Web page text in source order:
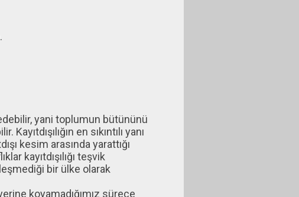
yani toplumun bütününü
en sıkıntılı yanı
kesim arasında yarattığı
kayıtdışılığı teşvik
bir ülke olarak
koyamadığımız sürece